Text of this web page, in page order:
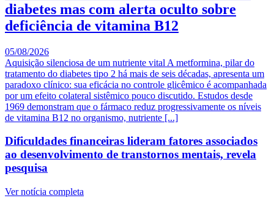
diabetes mas com alerta oculto sobre
deficiência de vitamina B12
05/08/2026
Aquisição silenciosa de um nutriente vital A metformina, pilar do
tratamento do diabetes tipo 2 há mais de seis décadas, apresenta um
paradoxo clínico: sua eficácia no controle glicêmico é acompanhada
por um efeito colateral sistêmico pouco discutido. Estudos desde
1969 demonstram que o fármaco reduz progressivamente os níveis
de vitamina B12 no organismo, nutriente [...]
Dificuldades financeiras lideram fatores associados
ao desenvolvimento de transtornos mentais, revela
pesquisa
Ver notícia completa